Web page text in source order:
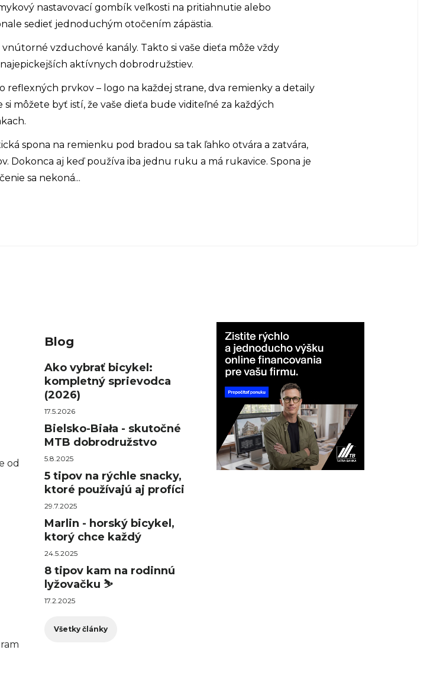
nastavovací gombík veľkosti na pritiahnutie alebo
sedieť jednoduchým otočením zápästia.
vzduchové kanály. Takto si vaše dieťa môže vždy
aktívnych dobrodružstiev.
reflexných prvkov – logo na každej strane, dva remienky a detaily
môžete byť istí, že vaše dieťa bude viditeľné za každých
spona na remienku pod bradou sa tak ľahko otvára a zatvára,
Dokonca aj keď používa iba jednu ruku a má rukavice. Spona je
sa nekoná...
od
Blog
Ako vybrať bicykel:
kompletný sprievodca
(2026)
17.5.2026
Bielsko-Biała - skutočné
MTB dobrodružstvo
5.8.2025
5 tipov na rýchle snacky,
ktoré používajú aj profíci
29.7.2025
Marlin - horský bicykel,
ktorý chce každý
24.5.2025
8 tipov kam na rodinnú
lyžovačku ⛷️
17.2.2025
Všetky články